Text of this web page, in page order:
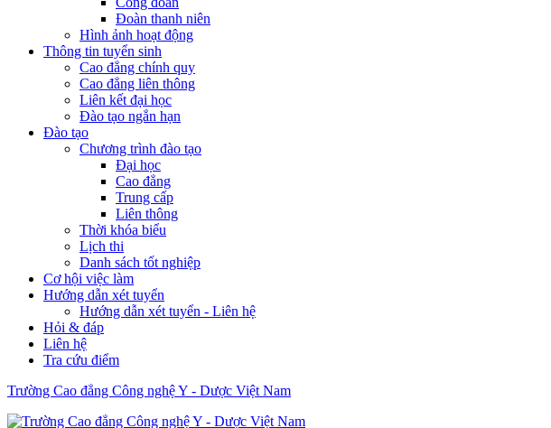
Đoàn thanh niên
Hình ảnh hoạt động
Thông tin tuyển sinh
Cao đẳng chính quy
Cao đẳng liên thông
Liên kết đại học
Đào tạo ngắn hạn
Đào tạo
Chương trình đào tạo
Đại học
Cao đẳng
Trung cấp
Liên thông
Thời khóa biểu
Lịch thi
Danh sách tốt nghiệp
Cơ hội việc làm
Hướng dẫn xét tuyển
Hướng dẫn xét tuyển - Liên hệ
Hỏi & đáp
Liên hệ
Tra cứu điểm
Trường Cao đẳng Công nghệ Y - Dược Việt Nam